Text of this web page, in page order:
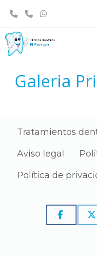
Galeria
Tratamientos
Aviso legal
Política de